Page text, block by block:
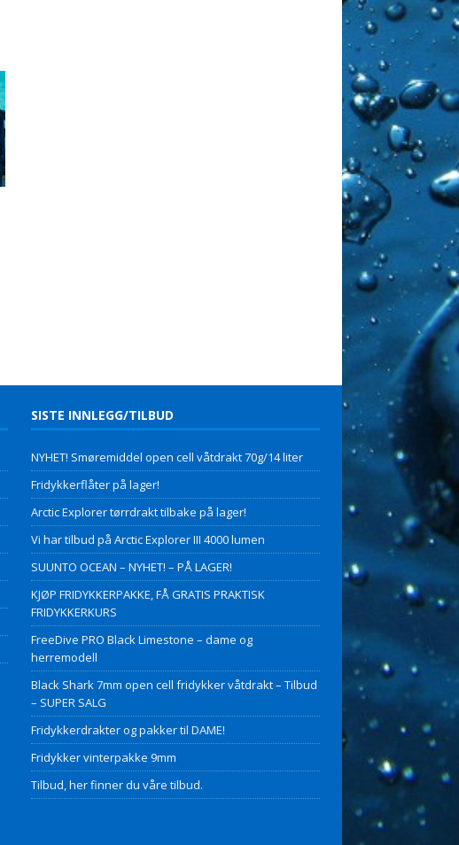
SISTE INNLEGG/TILBUD
NYHET! Smøremiddel open cell våtdrakt 70g/14 liter
Fridykkerflåter på lager!
Arctic Explorer tørrdrakt tilbake på lager!
Vi har tilbud på Arctic Explorer III 4000 lumen
SUUNTO OCEAN – NYHET! – PÅ LAGER!
KJØP FRIDYKKERPAKKE, FÅ GRATIS PRAKTISK
FRIDYKKERKURS
FreeDive PRO Black Limestone – dame og
herremodell
Black Shark 7mm open cell fridykker våtdrakt – Tilbud
– SUPER SALG
Fridykkerdrakter og pakker til DAME!
Fridykker vinterpakke 9mm
Tilbud, her finner du våre tilbud.